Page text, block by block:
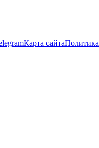
Карта сайтаПолитика